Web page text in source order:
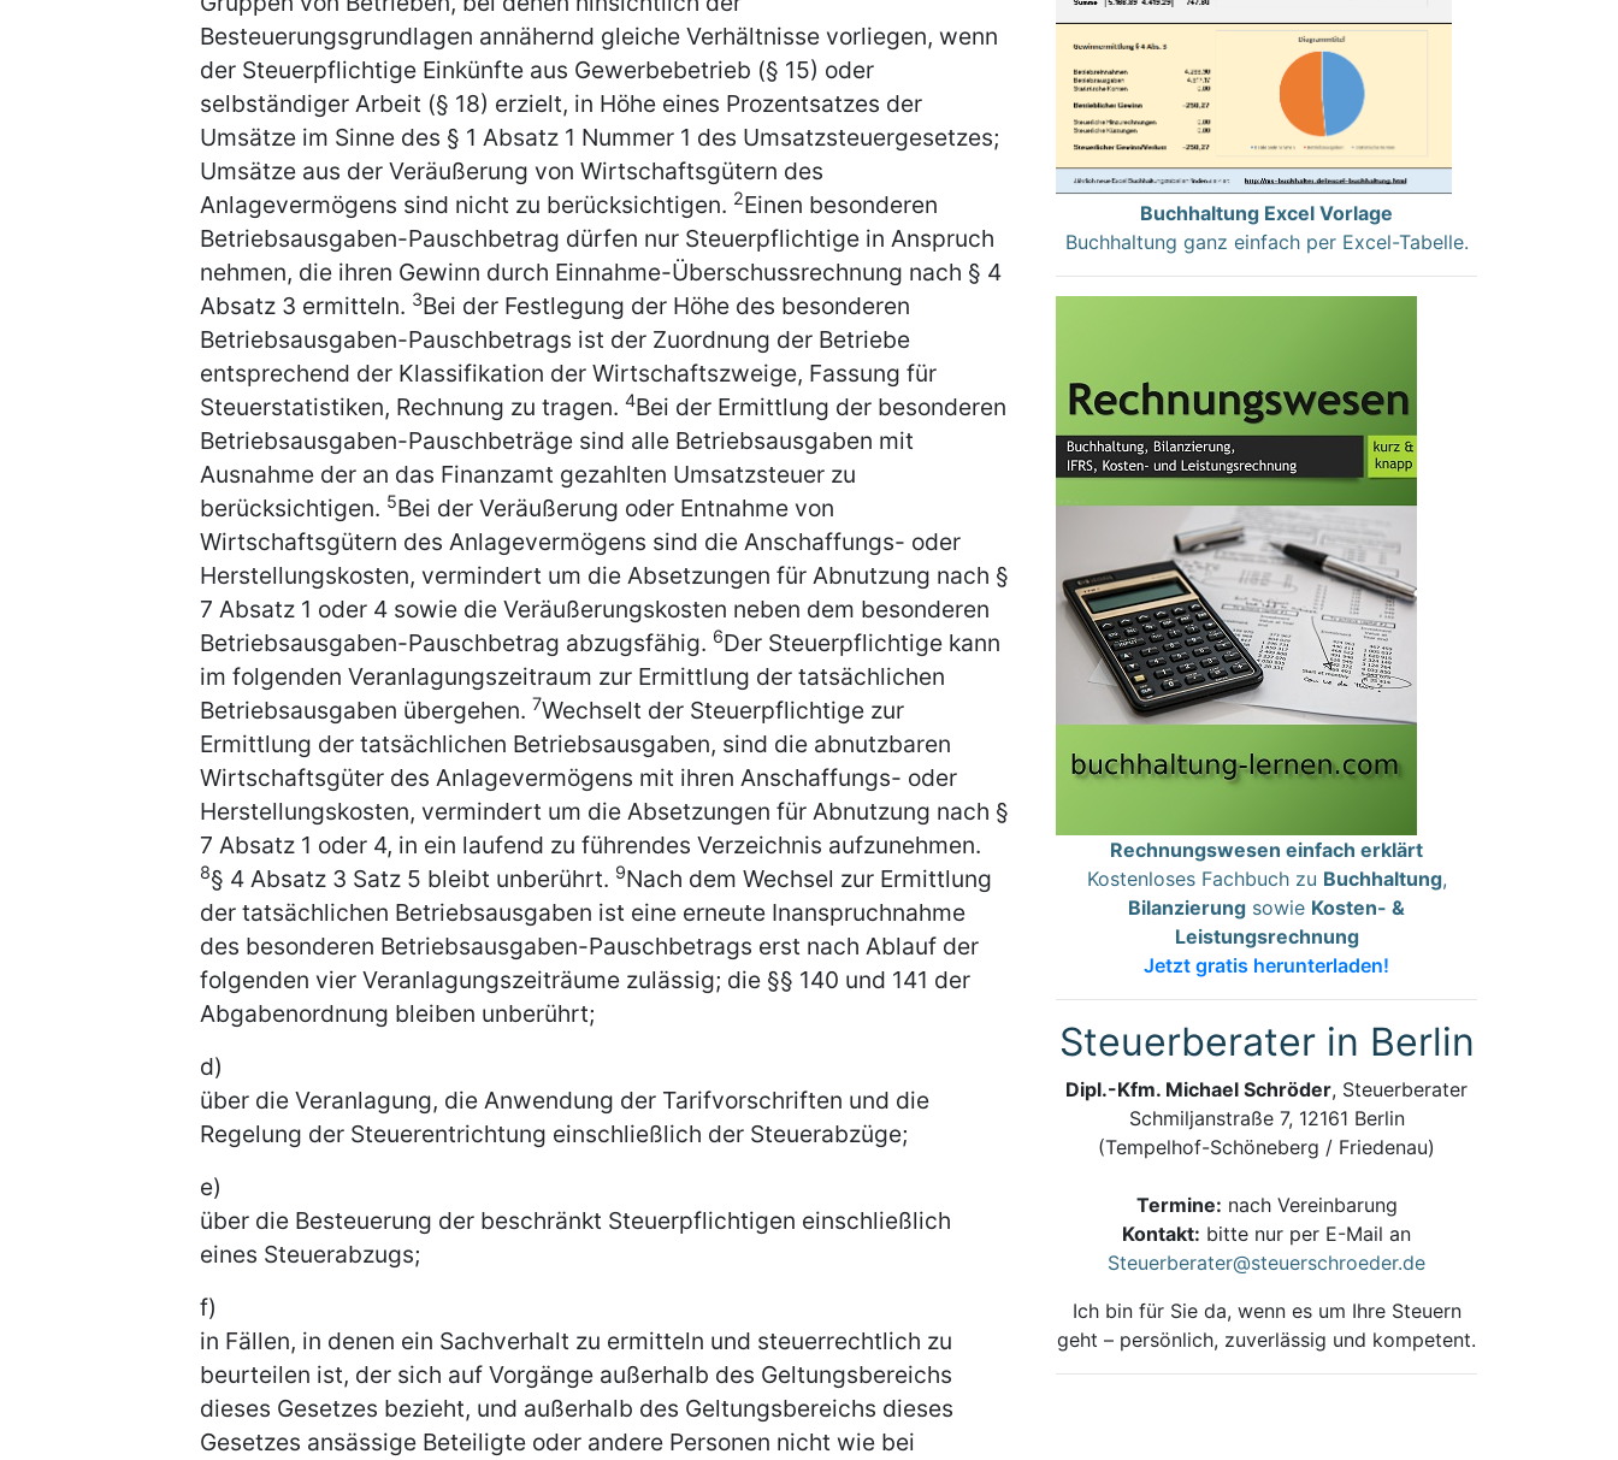
Besteuerungsgrundlagen annähernd gleiche Verhältnisse vorliegen, wenn
der Steuerpflichtige Einkünfte aus Gewerbebetrieb (§ 15) oder
selbständiger Arbeit (§ 18) erzielt, in Höhe eines Prozentsatzes der
Umsätze im Sinne des § 1 Absatz 1 Nummer 1 des Umsatzsteuergesetzes;
Umsätze aus der Veräußerung von Wirtschaftsgütern des
Anlagevermögens sind nicht zu berücksichtigen. 2Einen besonderen
Betriebsausgaben-Pauschbetrag dürfen nur Steuerpflichtige in Anspruch
nehmen, die ihren Gewinn durch Einnahme-Überschussrechnung nach § 4
Absatz 3 ermitteln. 3Bei der Festlegung der Höhe des besonderen
Betriebsausgaben-Pauschbetrags ist der Zuordnung der Betriebe
entsprechend der Klassifikation der Wirtschaftszweige, Fassung für
Steuerstatistiken, Rechnung zu tragen. 4Bei der Ermittlung der besonderen
Betriebsausgaben-Pauschbeträge sind alle Betriebsausgaben mit
Ausnahme der an das Finanzamt gezahlten Umsatzsteuer zu
berücksichtigen. 5Bei der Veräußerung oder Entnahme von
Wirtschaftsgütern des Anlagevermögens sind die Anschaffungs- oder
Herstellungskosten, vermindert um die Absetzungen für Abnutzung nach §
7 Absatz 1 oder 4 sowie die Veräußerungskosten neben dem besonderen
Betriebsausgaben-Pauschbetrag abzugsfähig. 6Der Steuerpflichtige kann
im folgenden Veranlagungszeitraum zur Ermittlung der tatsächlichen
Betriebsausgaben übergehen. 7Wechselt der Steuerpflichtige zur
Ermittlung der tatsächlichen Betriebsausgaben, sind die abnutzbaren
Wirtschaftsgüter des Anlagevermögens mit ihren Anschaffungs- oder
Herstellungskosten, vermindert um die Absetzungen für Abnutzung nach §
7 Absatz 1 oder 4, in ein laufend zu führendes Verzeichnis aufzunehmen.
8§ 4 Absatz 3 Satz 5 bleibt unberührt. 9Nach dem Wechsel zur Ermittlung
der tatsächlichen Betriebsausgaben ist eine erneute Inanspruchnahme
des besonderen Betriebsausgaben-Pauschbetrags erst nach Ablauf der
folgenden vier Veranlagungszeiträume zulässig; die §§ 140 und 141 der
Abgabenordnung bleiben unberührt;
d)
über die Veranlagung, die Anwendung der Tarifvorschriften und die
Regelung der Steuerentrichtung einschließlich der Steuerabzüge;
e)
über die Besteuerung der beschränkt Steuerpflichtigen einschließlich
eines Steuerabzugs;
f)
in Fällen, in denen ein Sachverhalt zu ermitteln und steuerrechtlich zu
beurteilen ist, der sich auf Vorgänge außerhalb des Geltungsbereichs
dieses Gesetzes bezieht, und außerhalb des Geltungsbereichs dieses
Gesetzes ansässige Beteiligte oder andere Personen nicht wie bei
Buchhaltung Excel Vorlage
Buchhaltung ganz einfach per Excel-Tabelle.
Rechnungswesen einfach erklärt
Kostenloses Fachbuch zu Buchhaltung,
Bilanzierung sowie Kosten- &
Leistungsrechnung
Jetzt gratis herunterladen!
Steuerberater in Berlin
Dipl.-Kfm. Michael Schröder, Steuerberater
Schmiljanstraße 7, 12161 Berlin
(Tempelhof-Schöneberg / Friedenau)
Termine: nach Vereinbarung
Kontakt: bitte nur per E-Mail an
Steuerberater@steuerschroeder.de
Ich bin für Sie da, wenn es um Ihre Steuern
geht – persönlich, zuverlässig und kompetent.